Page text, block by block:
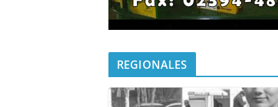
REGIONALES